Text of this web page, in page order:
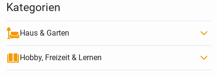
Kategorien
Haus & Garten
Hobby, Freizeit & Lernen